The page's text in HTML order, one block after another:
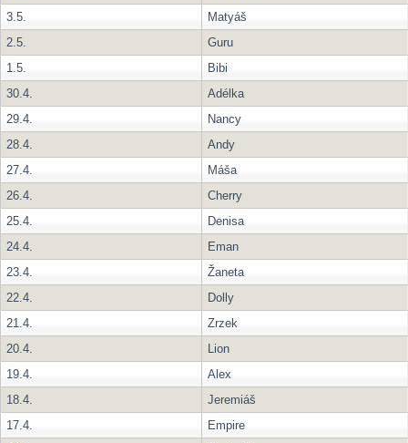
3.5.
Matyáš
2.5.
Guru
1.5.
Bibi
30.4.
Adélka
29.4.
Nancy
28.4.
Andy
27.4.
Máša
26.4.
Cherry
25.4.
Denisa
24.4.
Eman
23.4.
Žaneta
22.4.
Dolly
21.4.
Zrzek
20.4.
Lion
19.4.
Alex
18.4.
Jeremiáš
17.4.
Empire